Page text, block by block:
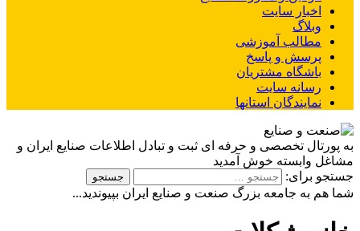
اخبار سایت
وبلاگ
مطالب آموزشی
پرسش و پاسخ
باشگاه مشتریان
رسانه سایت
نمایندگان استانها
به پورتال تخصصی و حرفه ای ثبت و تبادل اطلاعات صنایع ایران و
مشاغل وابسته خوش آمدید
جستجو برای:
شما هم به جامعه بزرگ صنعت و صنایع ایران بپیوندید...